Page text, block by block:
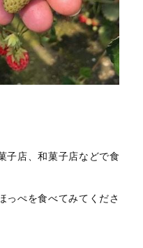
子店、和菓子店などで食
っぺを食べてみてくださ